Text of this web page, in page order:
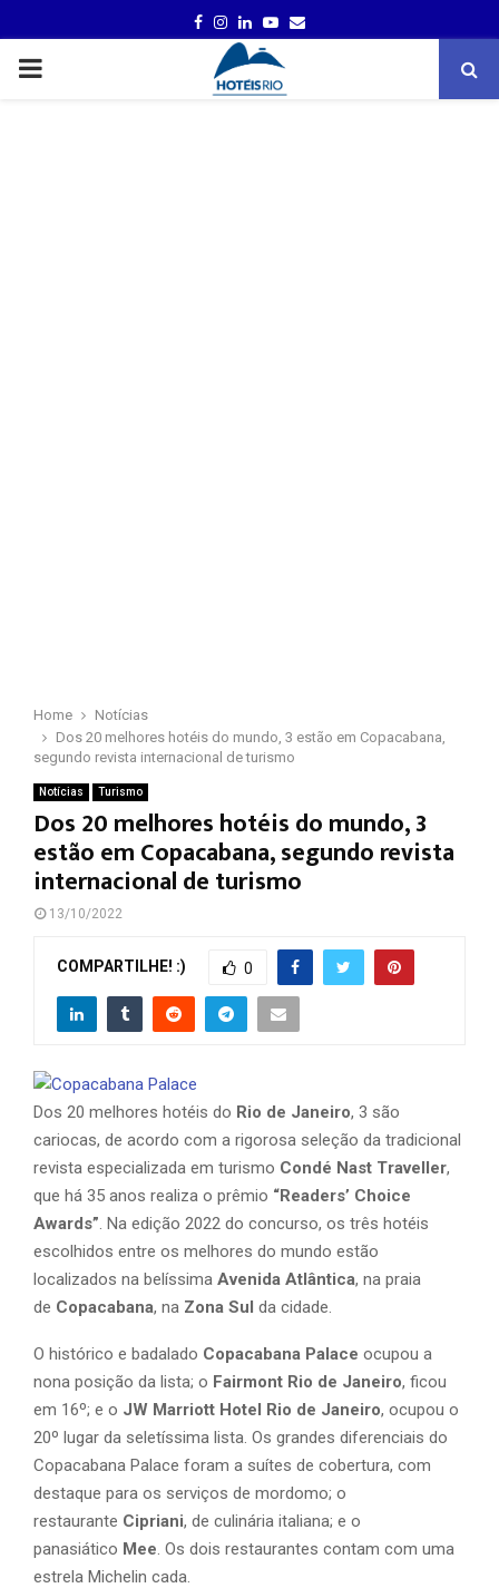
FACEBOOK
INSTAGRAM
LINKEDINYOUTUBE
EMAIL
PRIMARY
Home
Notícias
Dos 20 melhores hotéis do mundo, 3 estão em Copacabana,
segundo revista internacional de turismo
Notícias Turismo
Dos 20 melhores hotéis do mundo, 3
estão em Copacabana, segundo revista
internacional de turismo
13/10/2022
COMPARTILHE! :) 0
Dos 20 melhores hotéis do Rio de Janeiro, 3 são
cariocas, de acordo com a rigorosa seleção da tradicional
revista especializada em turismo Condé Nast Traveller,
que há 35 anos realiza o prêmio “Readers’ Choice
Awards” . Na edição 2022 do concurso, os três hotéis
escolhidos entre os melhores do mundo estão
localizados na belíssima Avenida Atlântica, na praia
de Copacabana, na Zona Sul da cidade.
O histórico e badalado Copacabana Palace ocupou a
nona posição da lista; o Fairmont Rio de Janeiro, ficou
em 16º; e o JW Marriott Hotel Rio de Janeiro, ocupou o
20º lugar da seletíssima lista. Os grandes diferenciais do
Copacabana Palace foram a suítes de cobertura, com
destaque para os serviços de mordomo; o
restaurante Cipriani, de culinária italiana; e o
panasiático Mee . Os dois restaurantes contam com uma
estrela Michelin cada.